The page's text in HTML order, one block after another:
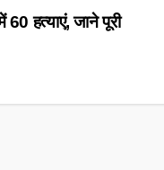
60 हत्याएं, जाने पूरी